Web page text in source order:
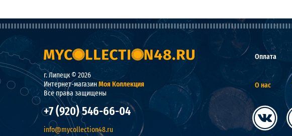
г. Липецк © 2026
Интернет-магазинМоя Коллекция
Все права защищены
+7 (920) 546-66-04
info@mycollection48.ru
Оплата
О нас